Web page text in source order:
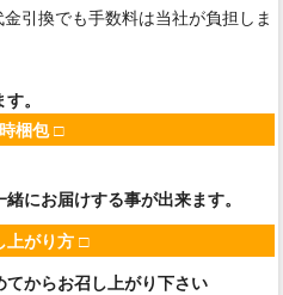
引換でも手数料は当社が負担しま
。
梱包 □
にお届けする事が出来ます。
上がり方 □
からお召し上がり下さい